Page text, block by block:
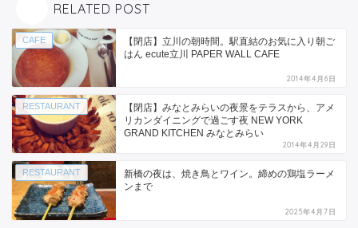
RELATED POST
CAFE
【閉店】立川の朝時間。駅直結のお気に入り朝ご
はん ecute立川 PAPER WALL CAFE
2014年4月6日
RESTAURANT
【閉店】みなとみらいの夜景をテラスから、アメ
リカンダイニングで過ごす夜 NEW YORK
GRAND KITCHEN みなとみらい
2014年4月29日
RESTAURANT
新橋の夜は、焼き鳥とワイン。締めの鶏塩ラーメ
ンまで
2025年4月7日